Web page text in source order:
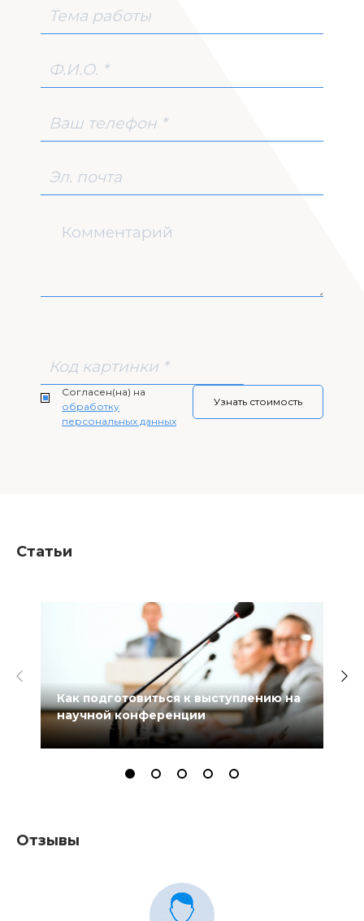
Согласен(на) на
обработку
персональных данных
Статьи
Как подготовиться к выступлению на
научной конференции
Отзывы